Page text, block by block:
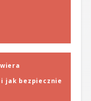
jak bezpiecznie